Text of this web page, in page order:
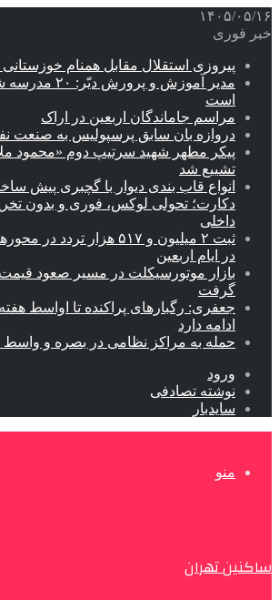
۱۴۰۵/۰۵/۱۶
خبر فوری
پیروزی استقلال مقابل همنام خوزستانی
مدیر آموزش و
است
مراسم جاماندگان اربعین در اراک
دروازه بان سابق پرسپولیس به صنعت
پیکر مطهر شهید سرتیپ دوم «محمود
تشییع شد
انواع قاب بندی دیوار با گچبری پیش
دکارت؛ تحولی لوکس، فوری و بدون
داخلی
ثبت ۲ میلیون و ۵۱۷ هزار
در ایام اربعین
بازار موتورسیکلت در مسیر صعود
گرفت
جعفری: رگبارهای پراکنده تا اواسط
ادامه دارد
حمله به مراکز نظامی در بصره و واسط
ورود
نوشته تصادفی
سایدبار
منو
ساکنین تهران